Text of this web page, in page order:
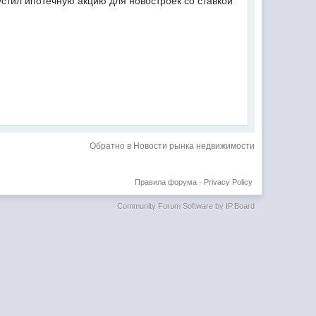
Обратно в Новости рынка недвижимости
Privacy Policy
Правила форума·
Community Forum Software by IP.Board